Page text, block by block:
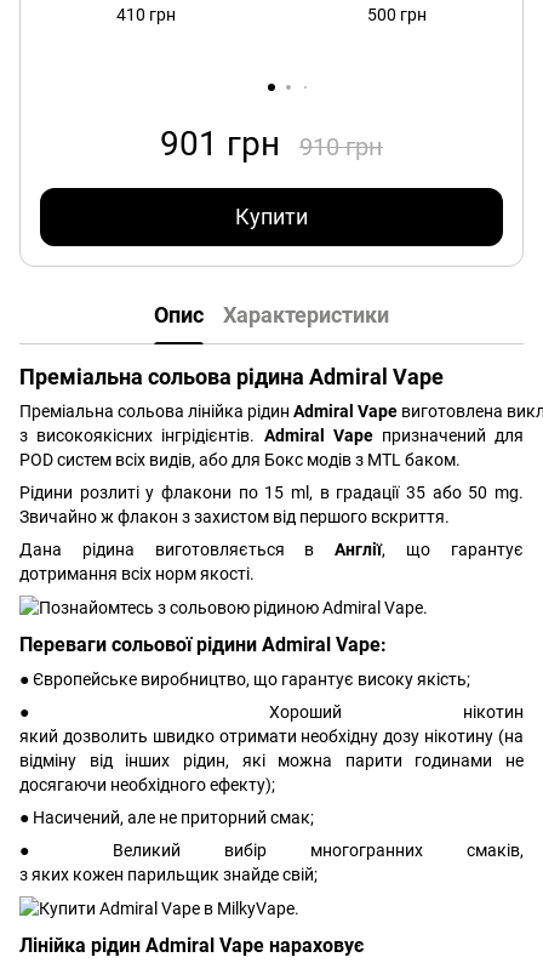
410 грн 500 грн
901 грн 910 грн
Купити
Опис Характеристики
Преміальна сольова рідина Admiral Vape
Преміальна сольова лінійка рідин Admiral Vape виготовлена
з високоякісних інгрідієнтів. Admiral Vapeпризначений для
POD систем всіх видів, або для Бокс модів з MTL баком.
Рідини розлиті у флакони по 15 ml, в градації 35 або 50 mg.
Звичайно ж флакон з захистом від першого вскриття.
Дана рідина виготовляється вАнглії, що гарантує
дотримання всіх норм якості.
Переваги сольової рідини Admiral Vape:
● Європейське виробництво, що гарантує високу якість;
● Хороший нікотин
який дозволить швидко отримати необхідну дозу нікотину (на
відміну від інших рідин, які можна парити годинами не
досягаючи необхідного ефекту);
● Насичений, але не приторний смак;
● Великий вибір многогранних смаків,
з яких кожен парильщик знайде свій;
Лінійка рідин Admiral Vape нараховує